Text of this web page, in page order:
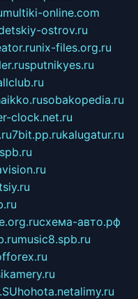
multiki-online.com
ostrov.ru
nix-files.org.ru
sputnikyes.ru
sobakopedia.ru
clock.net.ru
7bit.pp.rukalugatur.ru
схема-авто.рф
music8.spb.ru
hohota.netalimy.ru